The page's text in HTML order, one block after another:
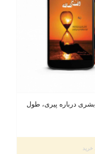
درباره پیری، طول
خرید